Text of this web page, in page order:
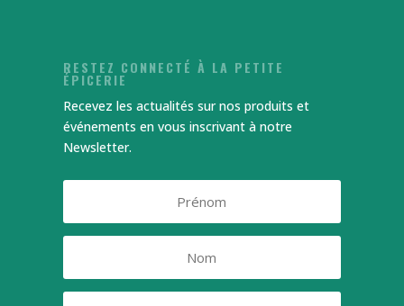
RESTEZ CONNECTÉ À LA PETITE
ÉPICERIE
Recevez les actualités sur nos produits et
événements en vous inscrivant à notre
Newsletter.